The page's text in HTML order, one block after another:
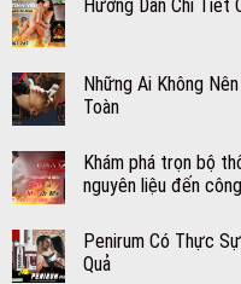
Hướng Dẫn Chi Tiết
Những Ai Không
Toàn
Khám phá trọn bộ
nguyên liệu đến
Penirum Có Thực
Quả